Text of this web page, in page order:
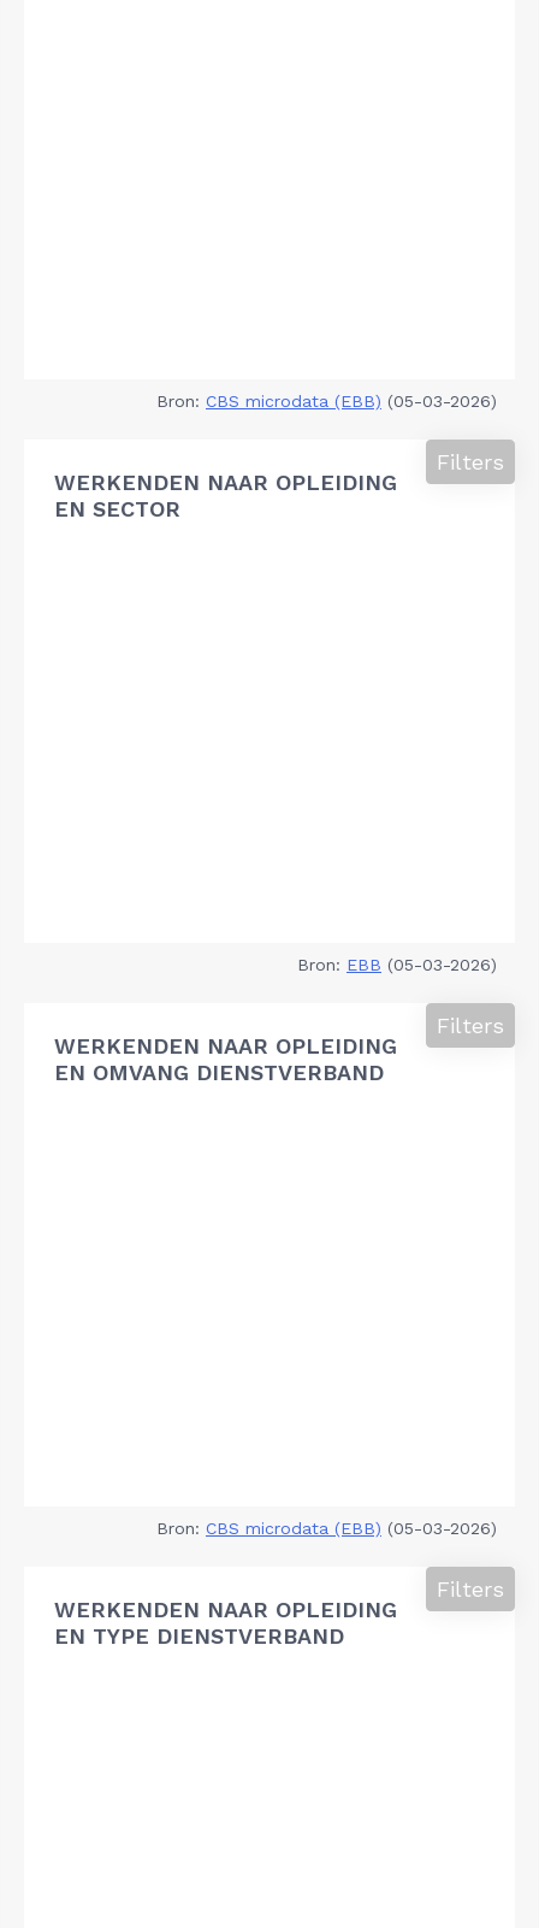
Bron: CBS microdata (EBB) (05-03-2026)
WERKENDEN NAAR OPLEIDING
EN SECTOR
Filters
Bron: EBB (05-03-2026)
WERKENDEN NAAR OPLEIDING
EN OMVANG DIENSTVERBAND
Filters
Bron: CBS microdata (EBB) (05-03-2026)
WERKENDEN NAAR OPLEIDING
EN TYPE DIENSTVERBAND
Filters